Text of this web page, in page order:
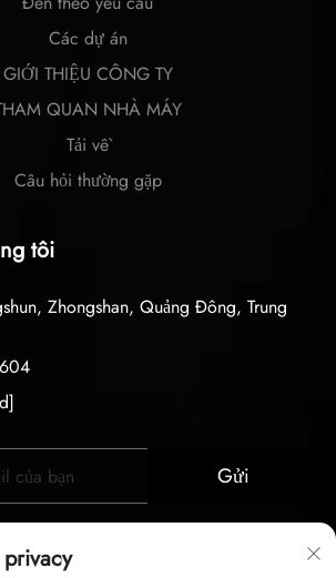
Các dự án
GIỚI THIỆU CÔNG TY
QUAN NHÀ MÁY
Tải về
Câu hỏi thường gặp
tôi
Zhongshan, Quảng Đông, Trung
Gửi